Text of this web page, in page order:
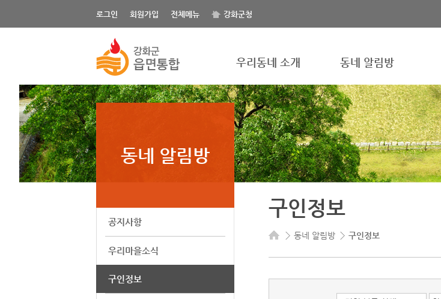
로그인 회원가입 전체메뉴 강화군청
우리동네 소개 동네 알림방
동네 알림방
공지사항
우리마을소식
구인정보
구인정보
동네 알림방 구인정보